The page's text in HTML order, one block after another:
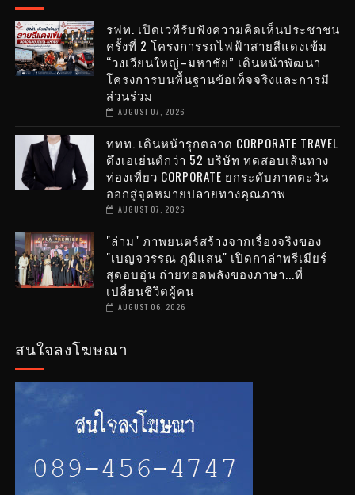
รฟท. เปิดเวทีรับฟังความคิดเห็นประชาชน
ครั้งที่ 2 โครงการรถไฟฟ้าสายสีแดงเข้ม
“วงเวียนใหญ่–มหาชัย” เดินหน้าพัฒนา
โครงการบนพื้นฐานข้อเท็จจริงและการมี
ส่วนร่วม
AUGUST 07, 2026
ททท. เดินหน้ารุกตลาด CORPORATE TRAVEL
ดึงเอเย่นต์กว่า 52 บริษัท ทดสอบเส้นทาง
ท่องเที่ยว CORPORATE ยกระดับภาคตะวัน
ออกสู่จุดหมายปลายทางคุณภาพ
AUGUST 07, 2026
"ล่าม" ภาพยนตร์สร้างจากเรื่องจริงของ
"เบญจวรรณ ภูมิแสน" เปิดกาล่าพรีเมียร์
สุดอบอุ่น ถ่ายทอดพลังของภาษา...ที่
เปลี่ยนชีวิตผู้คน
AUGUST 06, 2026
สนใจลงโฆษณา